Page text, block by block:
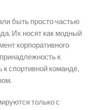
быть просто частью
Их носят как модный
корпоративного
к
к спортивной команде,
только с